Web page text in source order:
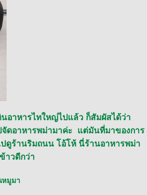
อาหารไทใหญ่ไปแล้ว ก็สัมผัสได้ว่า
ดอาหารพม่ามาค่ะ แต่มันที่มาของการ
ดูร้านริมถนน โอ้โห้ นี่ร้านอาหารพม่า
าวดีกว่า
หมูมา